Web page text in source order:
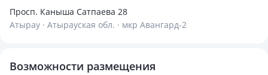
Просп. Каныша Сатпаева 28
Атырау · Атырауская обл. · мкр Авангард-2
Возможности размещения